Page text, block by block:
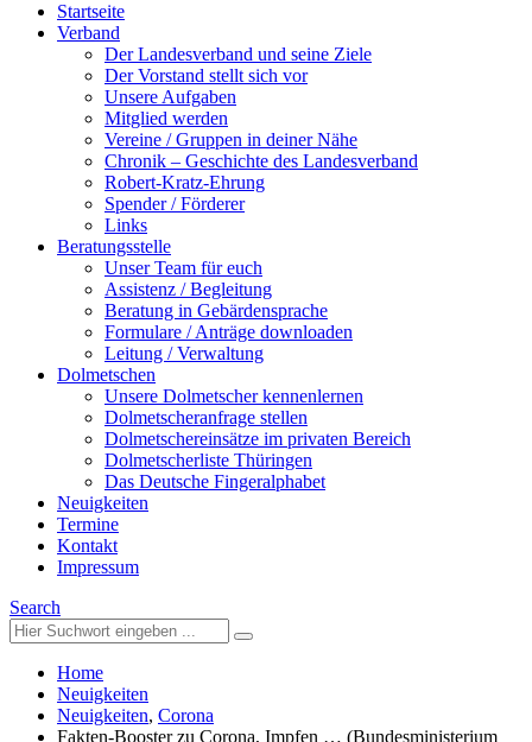
Startseite
Verband
Der Landesverband und seine Ziele
Der Vorstand stellt sich vor
Unsere Aufgaben
Mitglied werden
Vereine / Gruppen in deiner Nähe
Chronik – Geschichte des Landesverband
Robert-Kratz-Ehrung
Spender / Förderer
Links
Beratungsstelle
Unser Team für euch
Assistenz / Begleitung
Beratung in Gebärdensprache
Formulare / Anträge downloaden
Leitung / Verwaltung
Dolmetschen
Unsere Dolmetscher kennenlernen
Dolmetscheranfrage stellen
Dolmetschereinsätze im privaten Bereich
Dolmetscherliste Thüringen
Das Deutsche Fingeralphabet
Neuigkeiten
Termine
Kontakt
Impressum
Search
Home
Neuigkeiten
Neuigkeiten, Corona
Fakten-Booster zu Corona, Impfen … (Bundesministerium